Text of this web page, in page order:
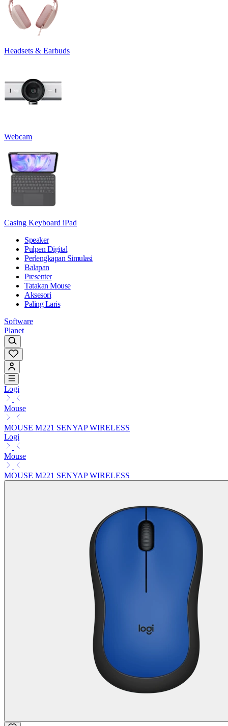
Headsets & Earbuds
Webcam
Casing Keyboard iPad
Speaker
Pulpen Digital
Perlengkapan Simulasi
Balapan
Presenter
Tatakan Mouse
Aksesori
Paling Laris
Software
Planet
Logi
Mouse
MOUSE M221 SENYAP WIRELESS
Logi
Mouse
MOUSE M221 SENYAP WIRELESS